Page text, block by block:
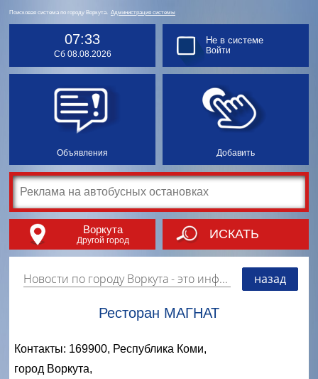
Поисковая система по городу Воркута. Администрация системы
07:33
Сб 08.08.2026
Объявления Добавить
Не в системе
Войти
Воркута
Другой город ИСКАТЬ
Новости по городу Воркута- это информация о событиях, мероприятиях и торгово-коммерческой деятельности города. Страницу наполняют платные и бесплатные объявления, имеющие функцию "поднятия вверх списка". назад
Ресторан МАГНАТ
Контакты: 169900, Республика Коми,
город Воркута,